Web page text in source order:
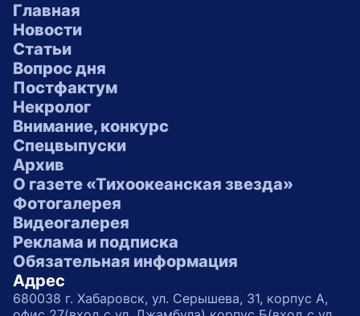
Главная
Новости
Статьи
Вопрос дня
Постфактум
Некролог
Внимание, конкурс
Спецвыпуски
Архив
О газете «Тихоокеанская звезда»
Фотогалерея
Видеогалерея
Реклама и подписка
Обязательная информация
Адрес
680038 г. Хабаровск, ул. Серышева, 31, корпус А,